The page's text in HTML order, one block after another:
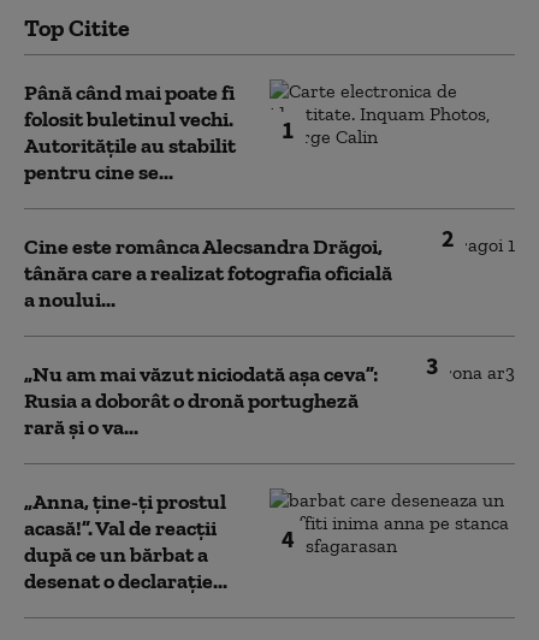
Top Citite
1
Până când mai poate fi
folosit buletinul vechi.
Autoritățile au stabilit
pentru cine se...
2
Cine este românca Alecsandra Drăgoi,
tânăra care a realizat fotografia oficială
a noului...
3
„Nu am mai văzut niciodată așa ceva”:
Rusia a doborât o dronă portugheză
rară și o va...
4
„Anna, ţine-ţi prostul
acasă!”. Val de reacții
după ce un bărbat a
desenat o declarație...